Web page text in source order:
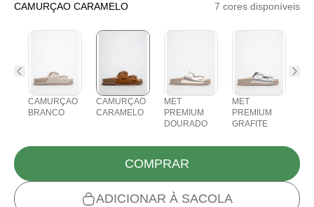
CAMURÇAO CARAMELO 7 cores disponíveis
CAMURÇAO
BRANCO
CAMURÇAO
CARAMELO
MET
PREMIUM
DOURADO
MET
PREMIUM
GRAFITE
COMPRAR
ADICIONAR À SACOLA